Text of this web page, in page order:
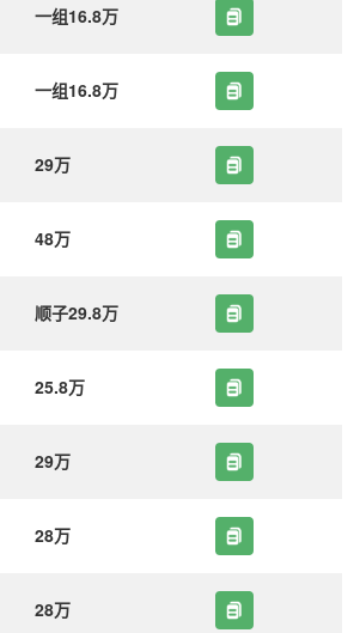
一组16.8万
一组16.8万
29万
48万
顺子29.8万
25.8万
29万
28万
28万